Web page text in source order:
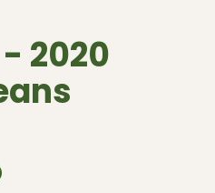
2020